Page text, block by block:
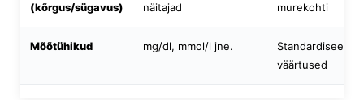
(kõrgus/sügavus)
näitajad
murekohti
Mõõtühikud mg/dl, mmol/l jne.
Standardiseerib
väärtused